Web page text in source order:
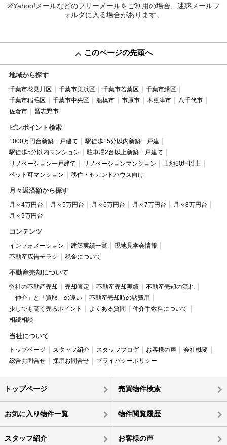
※Yahoo!メールなどのフリーメールをご利用の場合、迷惑メールフ
ォルダに入る場合があります。
このページの先頭へ
地域から探す
千葉市花見川区 千葉市美浜区 千葉市若葉区
千葉市緑区
千葉市稲毛区
千葉市中央区 船橋市 市原市 木更津市
八千代市
佐倉市
習志野市
ピンポイント検索
1000万円台新築一戸建て
駅徒歩15分以内新築一戸建
駅徒歩5分以内マンション
駐車場2台以上新築一戸建て
リノベーション一戸建て
リノベーションマンション
土地60坪以上
ペット可マンション
移住・セカンドハウス向け
月々返済額から探す
月々4万円台 月々5万円台 月々6万円台 月々7万円台
月々8万円台
月々9万円台
コンテンツ
インフォメーション 建築実績一覧
現地見学会情報
不動産広告チラシ
税金について
不動産売却について
弊社の不動産売却 売却査定 不動産売却実績
不動産売却の流れ
「仲介」と「買取」の違い
不動産売却時の諸費用
少しでも高く売るポイント
よくある質問
仲介手数料について
相続相談
当社について
トップページ スタッフ紹介 スタッフブログ お客様の声
会社概要
総合お問合せ
採用お問合せ プライバシーポリシー
トップページ 売買物件検索
お気に入り物件一覧 物件閲覧履歴
スタッフ紹介 お客様の声